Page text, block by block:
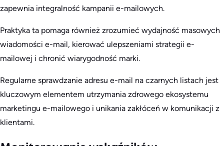
zapewnia integralność kampanii e-mailowych.
Praktyka ta pomaga również zrozumieć wydajność masowych
wiadomości e-mail, kierować ulepszeniami strategii e-
mailowej i chronić wiarygodność marki.
Regularne sprawdzanie adresu e-mail na czarnych listach jest
kluczowym elementem utrzymania zdrowego ekosystemu
marketingu e-mailowego i unikania zakłóceń w komunikacji z
klientami.